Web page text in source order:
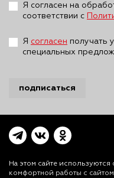
Я согласен на
соответствии с
Я согласен получать
специальных
подписаться
На этом сайте
комфортной работы с